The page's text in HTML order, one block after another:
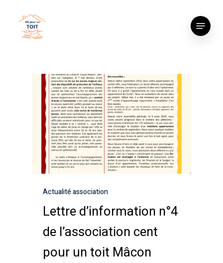
Menu
Actualité association
Lettre d’information n°4
de l’association cent
pour un toit Mâcon